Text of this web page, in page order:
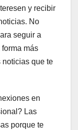
y recibir
No
seguir a
más
noticias que te
en
Las
porque te